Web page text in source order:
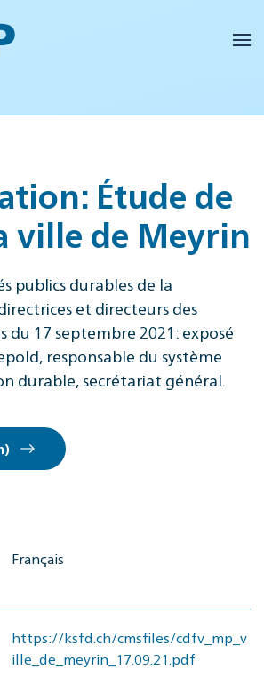
principal
Étude de
ville de Meyrin
publics durables de la
et directeurs des
du 17 septembre 2021: exposé
responsable du système
durable, secrétariat général.
Français
https://ksfd.ch/cmsfiles/cdfv_mp_v
ille_de_meyrin_17.09.21.pdf